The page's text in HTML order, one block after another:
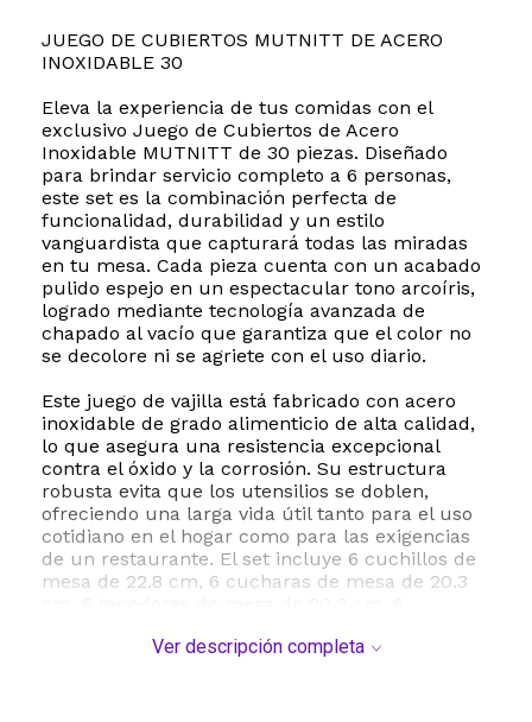
JUEGO DE CUBIERTOS MUTNITT DE ACERO
INOXIDABLE 30
Eleva la experiencia de tus comidas con el
exclusivo Juego de Cubiertos de Acero
Inoxidable MUTNITT de 30 piezas. Diseñado
para brindar servicio completo a 6 personas,
este set es la combinación perfecta de
funcionalidad, durabilidad y un estilo
vanguardista que capturará todas las miradas
en tu mesa. Cada pieza cuenta con un acabado
pulido espejo en un espectacular tono arcoíris,
logrado mediante tecnología avanzada de
chapado al vacío que garantiza que el color no
se decolore ni se agriete con el uso diario.
Este juego de vajilla está fabricado con acero
inoxidable de grado alimenticio de alta calidad,
lo que asegura una resistencia excepcional
contra el óxido y la corrosión. Su estructura
robusta evita que los utensilios se doblen,
ofreciendo una larga vida útil tanto para el uso
cotidiano en el hogar como para las exigencias
de un restaurante. El set incluye 6 cuchillos de
mesa de 22.8 cm, 6 cucharas de mesa de 20.3
cucharas para té o postre de 17 cm.
Ver descripción completa